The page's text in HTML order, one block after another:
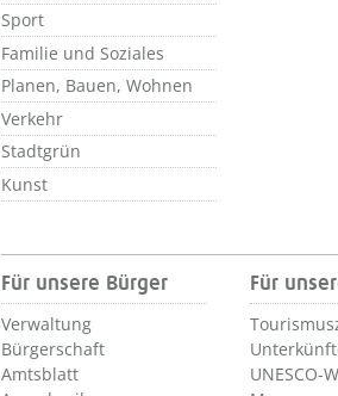
Sport
Familie und Soziales
Planen, Bauen, Wohnen
Verkehr
Stadtgrün
Kunst
Für unsere Bürger
Verwaltung
Bürgerschaft
Amtsblatt
Für
UNESCO-